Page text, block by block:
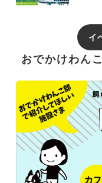
イ
おでかけわん